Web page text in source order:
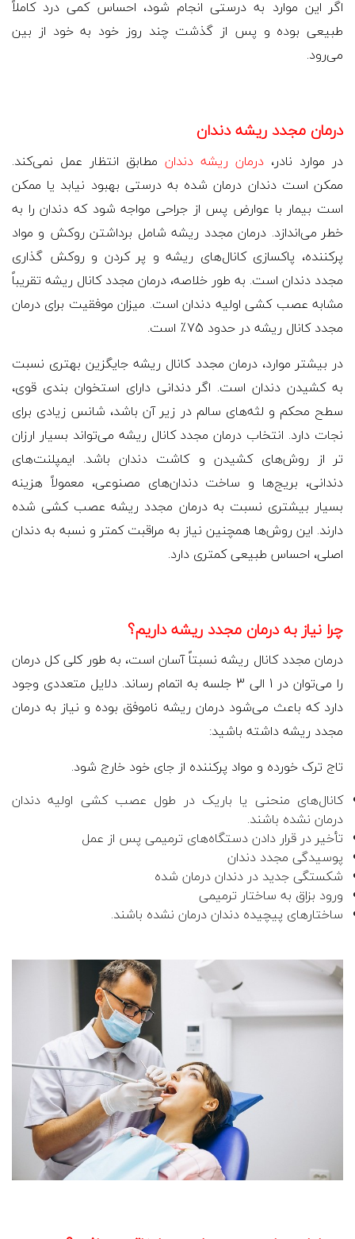
اگر این موارد به درستی انجام شود، احساس کمی درد کاملاً
طبیعی بوده و پس از گذشت چند روز خود به خود از بین
می‌رود.
درمان مجدد ریشه دندان
در موارد نادر، درمان ریشه دندان مطابق انتظار عمل نمی‌کند.
ممکن است دندان درمان شده به درستی بهبود نیابد یا ممکن
است بیمار با عوارض پس از جراحی مواجه شود که دندان را به
خطر می‌اندازد. درمان مجدد ریشه شامل برداشتن روکش و مواد
پرکننده، پاکسازی کانال‌های ریشه و پر کردن و روکش گذاری
مجدد دندان است. به طور خلاصه، درمان مجدد کانال ریشه تقریباً
مشابه عصب کشی اولیه دندان است. میزان موفقیت برای درمان
مجدد کانال ریشه در حدود 75٪ است.
در بیشتر موارد، درمان مجدد کانال ریشه جایگزین بهتری نسبت
به کشیدن دندان است. اگر دندانی دارای استخوان بندی قوی،
سطح محکم و لثه‌های سالم در زیر آن باشد، شانس زیادی برای
نجات دارد. انتخاب درمان مجدد کانال ریشه می‌تواند بسیار ارزان
تر از روش‌های کشیدن و کاشت دندان باشد. ایمپلنت‌های
دندانی، بریج‌ها و ساخت دندان‌های مصنوعی، معمولاً هزینه
بسیار بیشتری نسبت به درمان مجدد ریشه عصب کشی شده
دارند. این روش‌ها همچنین نیاز به مراقبت کمتر و نسبه به دندان
اصلی، احساس طبیعی کمتری دارد.
چرا نیاز به درمان مجدد ریشه داریم؟
درمان مجدد کانال ریشه نسبتاً آسان است، به طور کلی کل درمان
را می‌توان در 1 الی 3 جلسه به اتمام رساند. دلایل متعددی وجود
دارد که باعث می‌شود درمان ریشه ناموفق بوده و نیاز به درمان
مجدد ریشه داشته باشید:
تاج ترک خورده و مواد پرکننده از جای خود خارج شود.
کانال‌های منحنی یا باریک در طول عصب کشی اولیه دندان
درمان نشده باشند.
تأخیر در قرار دادن دستگاه‌های ترمیمی ‌پس از عمل
پوسیدگی مجدد دندان
شکستگی جدید در دندان درمان شده
ورود بزاق به ساختار ترمیمی
ساختارهای پیچیده دندان درمان نشده باشند.